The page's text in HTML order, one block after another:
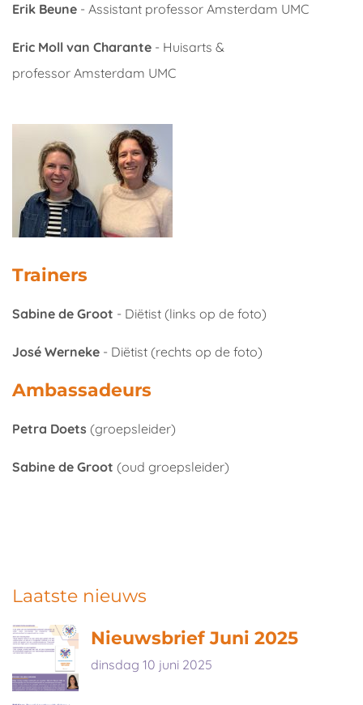
Erik Beune - Assistant professor Amsterdam UMC
Eric Moll van Charante - Huisarts &
professor Amsterdam UMC
Trainers
Sabine de Groot - Diëtist (links op de foto)
José Werneke - Diëtist (rechts op de foto)
Ambassadeurs
Petra Doets (groepsleider)
Sabine de Groot (oud groepsleider)
Laatste nieuws
Nieuwsbrief Juni 2025
dinsdag 10 juni 2025